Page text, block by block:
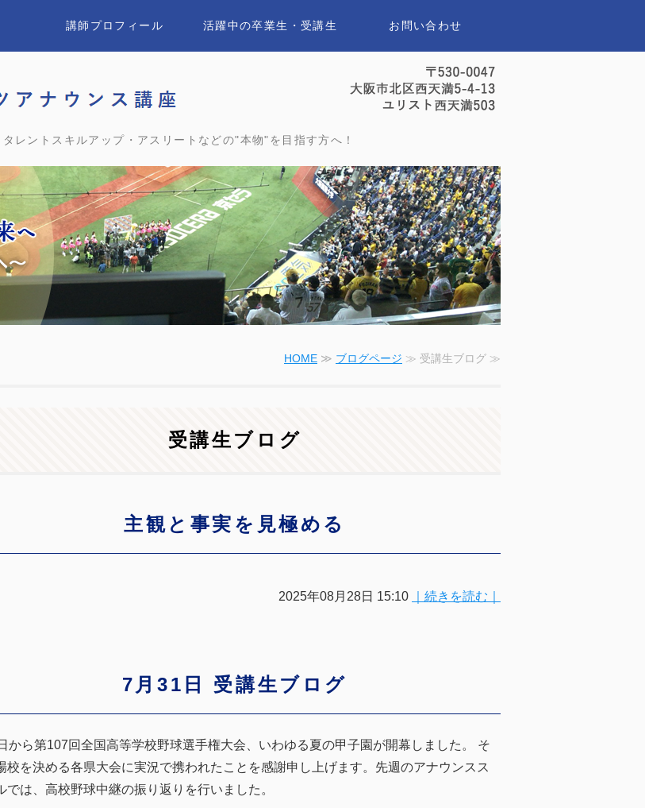
ユウセイスポーツアナウンススクール
レントスキルアップ・アスリートなどの"本物"を目指す方へ！
講師プロフィール 活躍中の卒業生・受講生 お問い合わせ
HOME ≫ ブログページ ≫ 受講生ブログ ≫
受講生ブログ
主観と事実を見極める
2025年08月28日 15:10 ｜続きを読む｜
7月31日 受講生ブログ
から第107回全国高等学校野球選手権大会、いわゆる夏の甲子園が開幕しました。 そ
校を決める各県大会に実況で携われたことを感謝申し上げます。先週のアナウンスス
では、高校野球中継の振り返りを行いました。